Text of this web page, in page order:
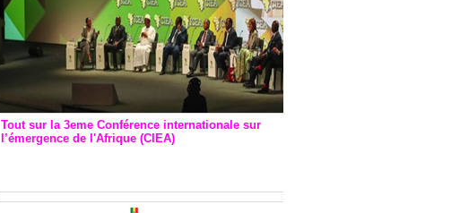
Tout sur la 3eme Conférence internationale sur
l’émergence de l'Afrique (CIEA)